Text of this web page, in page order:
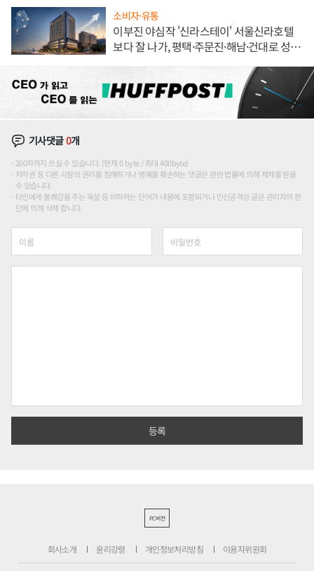
소비자·유통
이부진 야심작 '신라스테이' 서울신라호텔
보다 잘 나가, 평택·주문진·해남·건대로 성
기사댓글0개
200자까지 쓰실 수 있습니다. (현재 0 byte / 최대 400byte)
저작권 등 다른 사람의 권리를 침해하거나 명예를 훼손하는 댓글은 관련 법률에 의해 제재를 받을
수 있습니다.
타인에게 불쾌감을 주는 욕설 등 비하하는 단어가 내용에 포함되거나 인신공격성 글은 관리자의 판
단에 의해 삭제 합니다.
PC버전
회사소개 윤리강령 개인정보처리방침 이용자위원회